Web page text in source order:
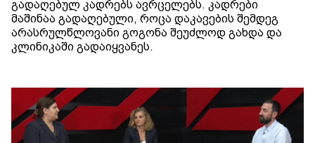
გადაღებულ კადრებს ავრცელებს. კადრები
მაშინაა გადაღებული, როცა დაკავების შემდეგ
არასრულწლოვანი გოგონა შეუძლოდ გახდა და
კლინიკაში გადაიყვანეს.